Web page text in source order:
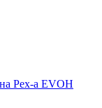
Pex-a EVOH